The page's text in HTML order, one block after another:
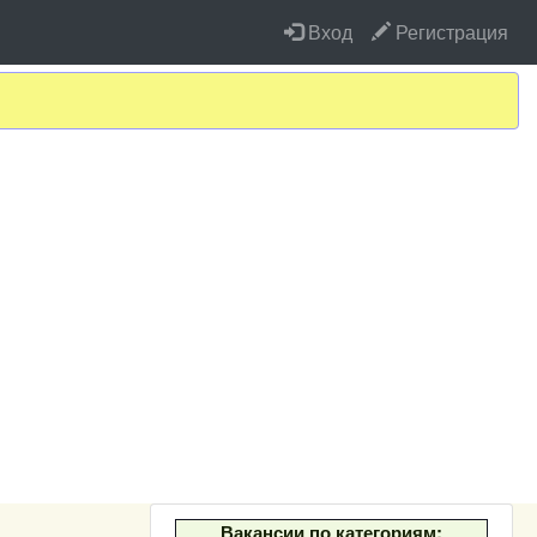
Вход Регистрация